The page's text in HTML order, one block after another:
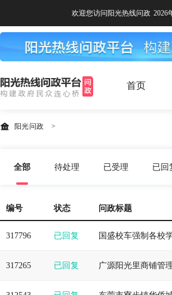
欢迎您访问阳光热线问政 2026
首页
阳光问政 >
全部 待处理 已受理 已回
编号 状态 问政标题
317796 已回复 国盛校车强制各校
317265 已回复 广源阳光里商铺管